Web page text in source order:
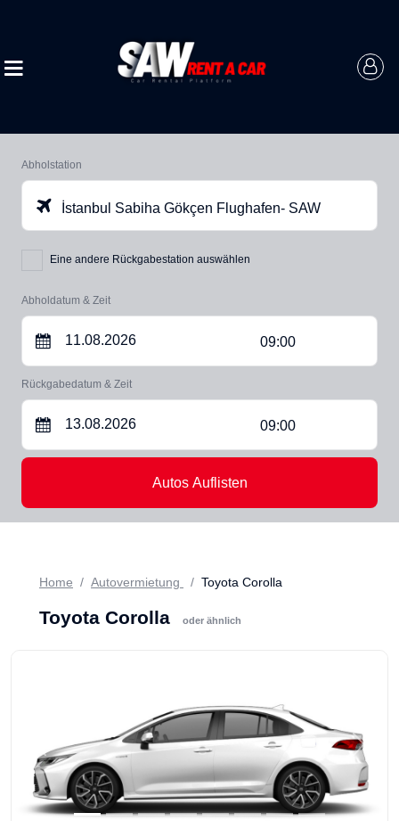
Abholstation
İstanbul Sabiha Gökçen Flughafen- SAW
Eine andere Rückgabestation auswählen
Abholdatum & Zeit
09:00
Rückgabedatum & Zeit
09:00
Autos Auflisten
Home Autovermietung Toyota Corolla
Toyota Corolla oder ähnlich